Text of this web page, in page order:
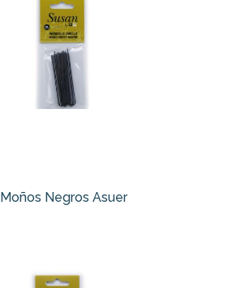
Moños Negros Asuer